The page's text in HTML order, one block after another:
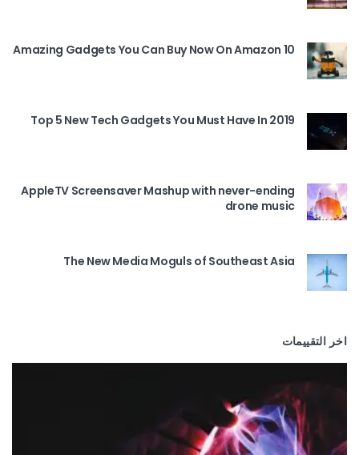
10 Amazing Gadgets You Can Buy Now On Amazon
Top 5 New Tech Gadgets You Must Have In 2019
AppleTV Screensaver Mashup with never-ending
drone music
The New Media Moguls of Southeast Asia
اخر التقييمات